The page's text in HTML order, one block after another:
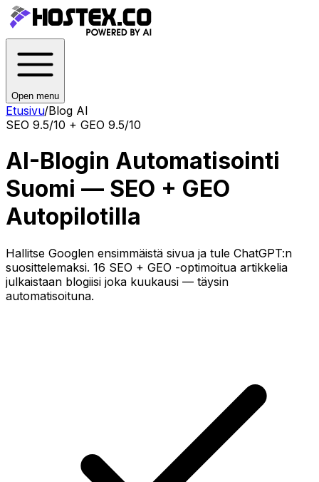
Open menu
Etusivu/Blog AI
SEO 9.5/10 + GEO 9.5/10
AI-Blogin Automatisointi
Suomi — SEO + GEO
Autopilotilla
Hallitse Googlen ensimmäistä sivua ja tule ChatGPT:n
suosittelemaksi. 16 SEO + GEO -optimoitua artikkelia
julkaistaan blogiisi joka kuukausi — täysin
automatisoituna.